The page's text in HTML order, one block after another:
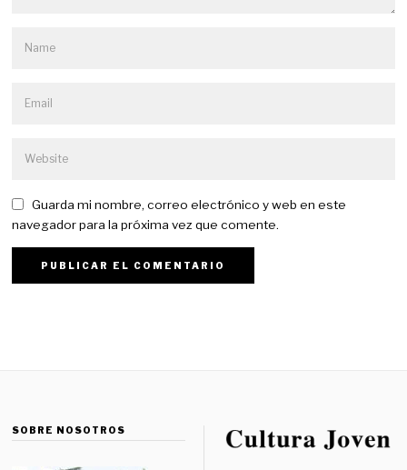
Guarda mi nombre, correo electrónico y web en este
navegador para la próxima vez que comente.
SOBRE NOSOTROS